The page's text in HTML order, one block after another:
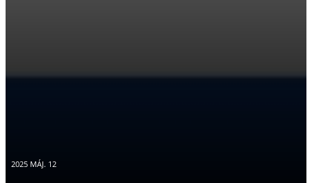
2025 MÁJ. 12